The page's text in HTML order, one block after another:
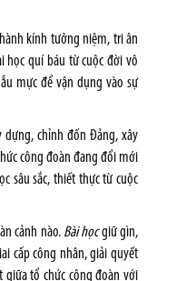
kính tưởng niệm, tri ân
học quí báu từ cuộc đời vô
mực để vận dụng vào sự
dựng, chỉnh đốn Đảng, xây
công đoàn đang đổi mới
sâu sắc, thiết thực từ cuộc
cảnh nào. Bài họcgiữ gìn,
cấp công nhân, giải quyết
tổ chức công đoàn với